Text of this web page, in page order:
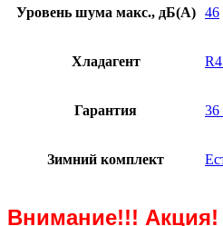
Уровень шума макс., дБ(А) 46
Хладагент
Гарантия 36
Зимний комплект
Внимание!!! Акция!